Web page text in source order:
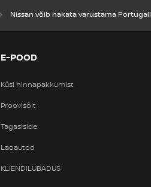
Nissan võib hakata varustama
E-POOD
Küsi hinnapakkumist
Proovisõit
Tagasiside
Laoautod
KLIENDILUBADUS